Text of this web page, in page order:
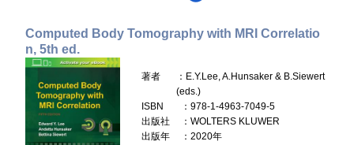
Computed Body Tomography with MRI Correlatio
n, 5th ed.
著者
：E.Y.Lee, A.Hunsaker & B.Siewert
(eds.)
ISBN
：978-1-4963-7049-5
出版社
：WOLTERS KLUWER
出版年
：2020年